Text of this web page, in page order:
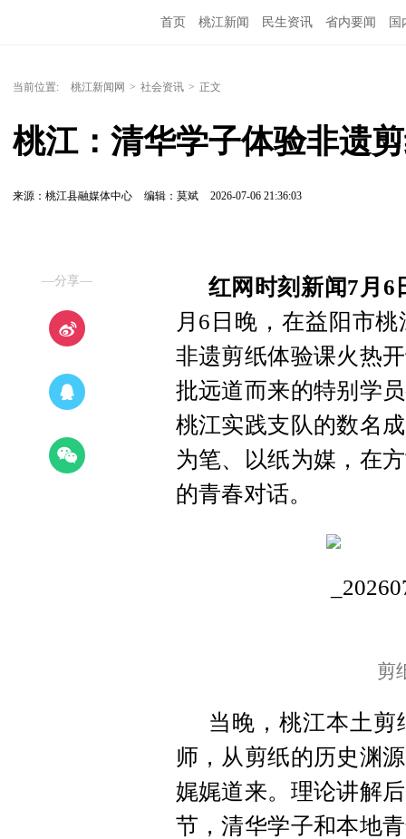
首页 桃江新闻 民生资讯 省内要闻 国
当前位置: 桃江新闻网 > 社会资讯 > 正文
桃江：清华学子体验非遗
来源：桃江县融媒体中心 编辑：莫斌 2026-07-06 21:36:03
—分享—
红网时刻新闻7月6
月6日晚，在益阳市
非遗剪纸体验课火热
批远道而来的特别学
桃江实践支队的数名
为笔、以纸为媒，在
的青春对话。
剪
当晚，桃江本土
师，从剪纸的历史渊
娓娓道来。理论讲解
节，清华学子和本地